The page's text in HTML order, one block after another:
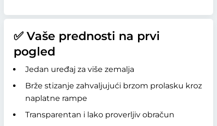
✅ Vaše prednosti na prvi
pogled
Jedan uređaj za više zemalja
Brže stizanje zahvaljujući brzom prolasku kroz
naplatne rampe
Transparentan i lako proverljiv obračun